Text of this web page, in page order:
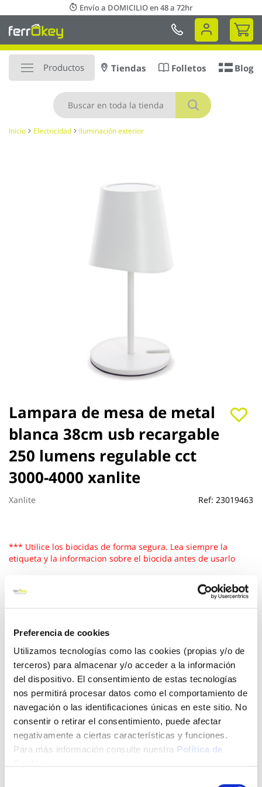
Preferencia de cookies
Utilizamos tecnologías como las cookies (propias y/o de
terceros) para almacenar y/o acceder a la información
del dispositivo. El consentimiento de estas tecnologías
nos permitirá procesar datos como el comportamiento de
navegación o las identificaciones únicas en este sitio. No
consentir o retirar el consentimiento, puede afectar
negativamente a ciertas características y funciones.
Para más información consulte nuestra Política de
al
contenido
Envío a DOMICILIO en 48 a 72hr
Mi
Productos
Buscar
Tiendas Folletos Blog
Inicio Electricidad Iluminación exterior
Lampara de mesa de metal
blanca 38cm usb recargable
250 lumens regulable cct
3000-4000 xanlite
Xanlite Ref: 23019463
*** Utilice los biocidas de forma segura. Lea siempre la
etiqueta y la informacion sobre el biocida antes de usarlo
Ver más
Añadir al carrito
Click&Collect - Recogida gratis
en nuestras tiendas
Envío a domicilio:
5 días hábiles
Saltar
al
comienzo
de
la
galería
de